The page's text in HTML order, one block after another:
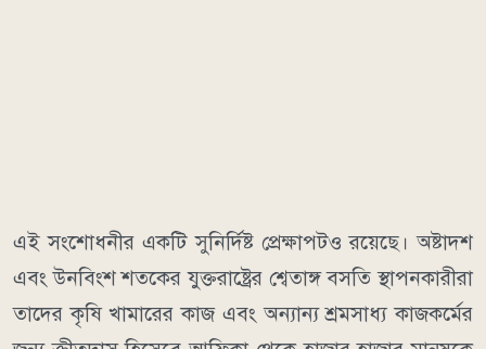
এই সংশোধনীর একটি সুনির্দিষ্ট প্রেক্ষাপটও রয়েছে। অষ্টাদশ
এবং উনবিংশ শতকের যুক্তরাষ্ট্রের শ্বেতাঙ্গ বসতি স্থাপনকারীরা
তাদের কৃষি খামারের কাজ এবং অন্যান্য শ্রমসাধ্য কাজকর্মের